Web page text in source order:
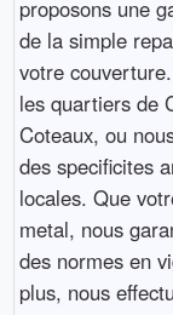
proposons une
de la simple
votre
les quartiers de
Coteaux, ou
des specificites
locales. Que
metal, nous
des normes en
plus, nous